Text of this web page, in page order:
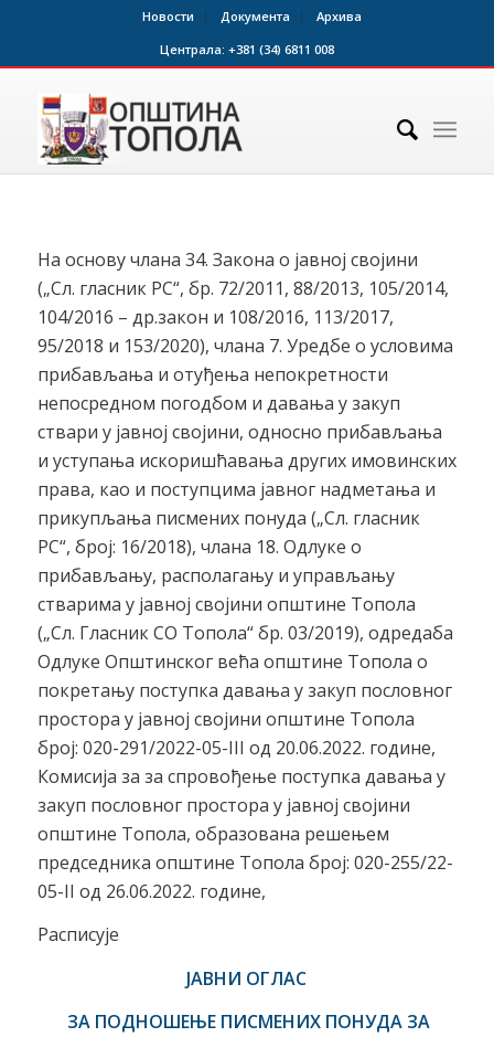
Новости Документа
Архива
Централа: +381 (34) 6811 008
На основу члана 34. Закона о јавној својини
(„Сл. гласник РС“, бр. 72/2011, 88/2013, 105/2014,
104/2016 – др.закон и 108/2016, 113/2017,
95/2018 и 153/2020), члана 7. Уредбе о условима
прибављања и отуђења непокретности
непосредном погодбом и давања у закуп
ствари у јавној својини, односно прибављања
и уступања искоришћавања других имовинских
права, као и поступцима јавног надметања и
прикупљања писмених понуда („Сл. гласник
РС“, број: 16/2018), члана 18. Одлуке о
прибављању, располагању и управљању
стварима у јавној својини општине Топола
(„Сл. Гласник СО Топола“ бр. 03/2019), одредаба
Одлуке Општинског већа општине Топола о
покретању поступка давања у закуп пословног
простора у јавној својини општине Топола
број: 020-291/2022-05-III од 20.06.2022. године,
Комисија за за спровођење поступка давања у
закуп пословног простора у јавној својини
општине Топола, образована решењем
председника општине Топола број: 020-255/22-
05-II од 26.06.2022. године,
Расписује
ЈАВНИ ОГЛАС
ЗА ПОДНОШЕЊЕ ПИСМЕНИХ ПОНУДА ЗА